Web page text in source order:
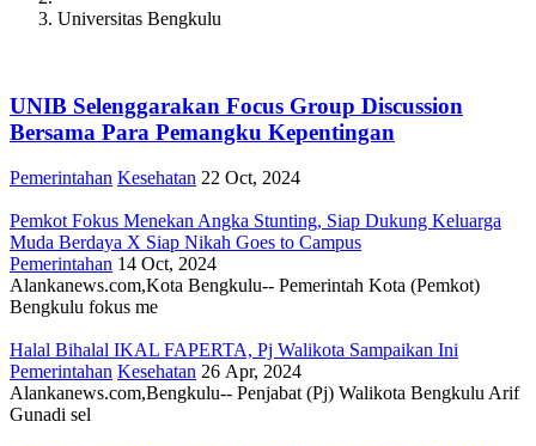
Universitas Bengkulu
UNIB Selenggarakan Focus Group Discussion
Bersama Para Pemangku Kepentingan
Pemerintahan Kesehatan 22 Oct, 2024
Pemkot Fokus Menekan Angka Stunting, Siap Dukung Keluarga
Muda Berdaya X Siap Nikah Goes to Campus
Pemerintahan 14 Oct, 2024
Alankanews.com,Kota Bengkulu-- Pemerintah Kota (Pemkot)
Bengkulu fokus me
Halal Bihalal IKAL FAPERTA, Pj Walikota Sampaikan Ini
Pemerintahan Kesehatan 26 Apr, 2024
Alankanews.com,Bengkulu-- Penjabat (Pj) Walikota Bengkulu Arif
Gunadi sel